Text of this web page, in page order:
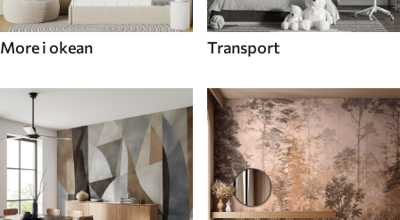
More i okean Transport